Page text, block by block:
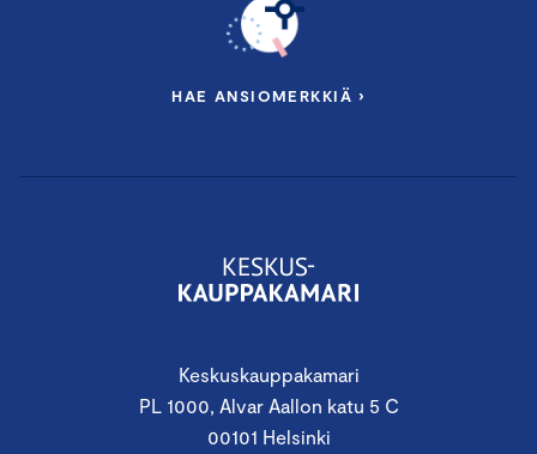
Keskuskauppakamari
PL 1000, Alvar Aallon katu 5 C
00101 Helsinki
HAE ANSIOMERKKIÄ ›